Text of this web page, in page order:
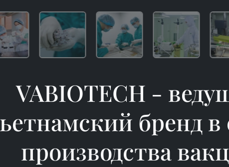
VABIOTECH -
бренд в
производства